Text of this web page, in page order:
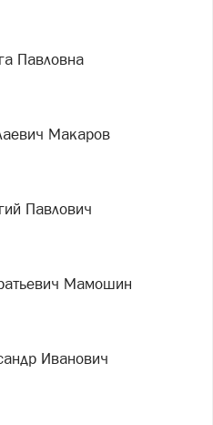
Павловна
Макаров
Павлович
Мамошин
Иванович